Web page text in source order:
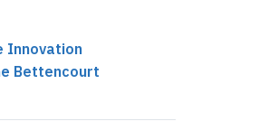
Innovation
Bettencourt